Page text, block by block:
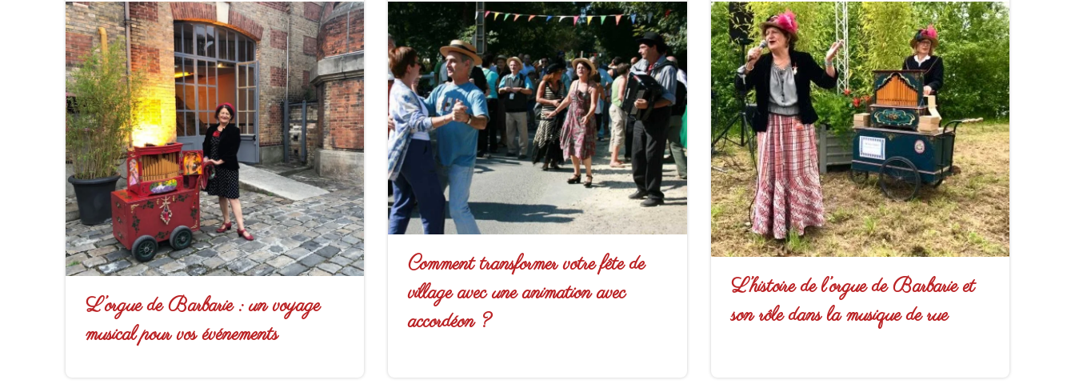
L’orgue de Barbarie : un voyage
musical pour vos événements
Comment transformer votre fête de
village avec une animation avec
accordéon ?
L’histoire de l’orgue de Barbarie et
son rôle dans la musique de rue